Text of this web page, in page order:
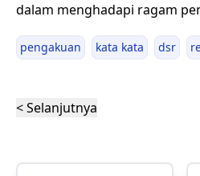
dalam menghadapi ragam
pengakuan kata kata dsr
< Selanjutnya